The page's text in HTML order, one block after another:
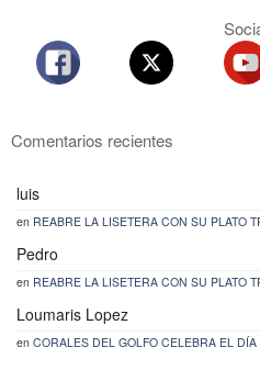
Comentarios recientes
luis
en REABRE LA LISETERA CON SU PLATO
Pedro
en REABRE LA LISETERA CON SU PLATO
Loumaris Lopez
en CORALES DEL GOLFO CELEBRA EL